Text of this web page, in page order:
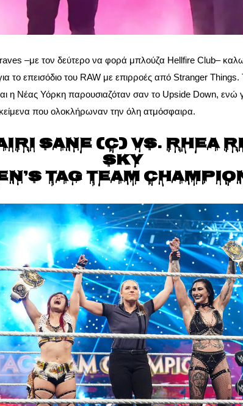
–με τον δεύτερο να φορά μπλούζα Hellfire Club–
το επεισόδιο του RAW με επιρροές από Stranger Things.
η Νέας Υόρκη παρουσιαζόταν σαν το Upside Down,
που ολοκλήρωναν την όλη ατμόσφαιρα.
Sane (c) vs. Rhea
SKY
Tag Team